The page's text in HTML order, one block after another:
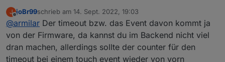
@Armilar
Ich hab eine Kleinigkeit die mir aufgefallen ist,
evlt. kann man das im Script bei der nächsten
Version mit anpassen. Ist nix schlimmes aber evtl.
könnte man es ja auch ändern.
Ich sehe mir das mal an.
J
Offline
joBr99schrieb am 14. Sept. 2022, 19:03
zuletzt editiert von
@armilar Der timeout bzw. das Event davon kommt ja
von der Firmware, da kannst du im Backend nicht viel
dran machen, allerdings sollte der counter für den
timeout bei einem touch event wieder von vorn